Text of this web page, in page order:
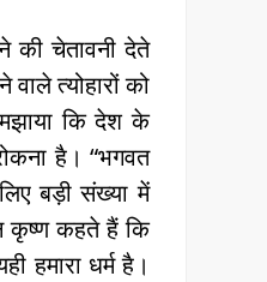
की चेतावनी देते
त्योहारों को
कि देश के
है। “भगवत
बड़ी संख्या में
कृष्ण कहते हैं कि
हमारा धर्म है।